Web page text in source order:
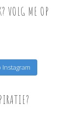
VOLG ME OP
Instagram